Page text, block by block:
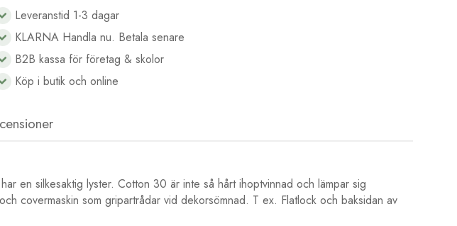
Leveranstid 1-3 dagar
KLARNA Handla nu. Betala senare
B2B kassa för företag & skolor
Köp i butik och online
en silkesaktig lyster. Cotton 30 är inte så hårt ihoptvinnad och lämpar sig
covermaskin som gripartrådar vid dekorsömnad. T ex. Flatlock och baksidan av